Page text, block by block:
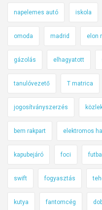
napelemes autó iskola
omoda madrid elon
gázolás elhagyatott
tanulóvezető T matrica
jogosítványszerzés
bem rakpart elektromos
kapubejáró foci futball
swift fogyasztás
kutya fantomcég